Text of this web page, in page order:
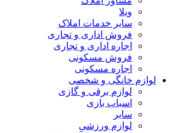
ویلا
سایر خدمات املاک
فروش اداری و تجاری
اجاره اداری و تجاری
فروش مسکونی
اجاره مسکونی
لوازم خانگی و شخصی
لوازم برقی و گازی
اسباب بازی
سایر
لوازم ورزشی